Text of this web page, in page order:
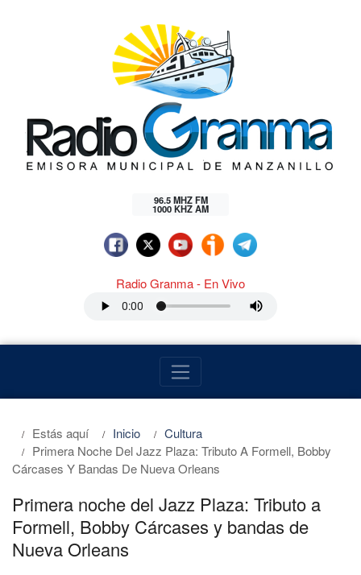
96.5 MHZ FM
1000 KHZ AM
Radio Granma - En Vivo
Estás aquí Inicio
Cultura
Primera Noche Del Jazz Plaza: Tributo A Formell, Bobby
Cárcases Y Bandas De Nueva Orleans
Primera noche del Jazz Plaza: Tributo a
Formell, Bobby Cárcases y bandas de
Nueva Orleans